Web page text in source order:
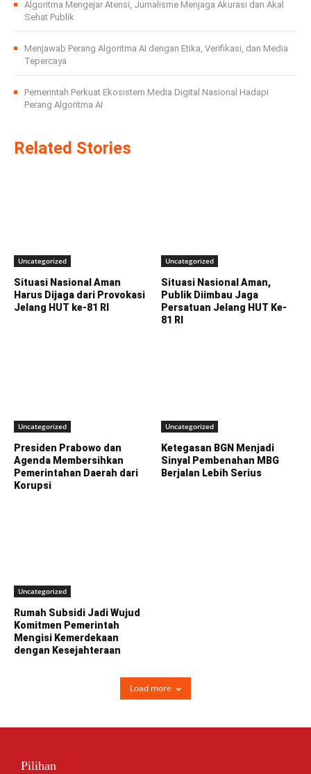
Algoritma Mengejar Atensi, Jurnalisme Menjaga Akurasi dan Akal
Sehat Publik
Menjawab Perang Algoritma AI dengan Etika, Verifikasi, dan Media
Tepercaya
Pemerintah Perkuat Ekosistem Media Digital Nasional Hadapi
Perang Algoritma AI
Related Stories
Uncategorized
Situasi Nasional Aman
Harus Dijaga dari Provokasi
Jelang HUT ke-81 RI
Uncategorized
Situasi Nasional Aman,
Publik Diimbau Jaga
Persatuan Jelang HUT Ke-
81 RI
Uncategorized
Presiden Prabowo dan
Agenda Membersihkan
Pemerintahan Daerah dari
Korupsi
Uncategorized
Ketegasan BGN Menjadi
Sinyal Pembenahan MBG
Berjalan Lebih Serius
Uncategorized
Rumah Subsidi Jadi Wujud
Komitmen Pemerintah
Mengisi Kemerdekaan
dengan Kesejahteraan
Load more
Pilihan